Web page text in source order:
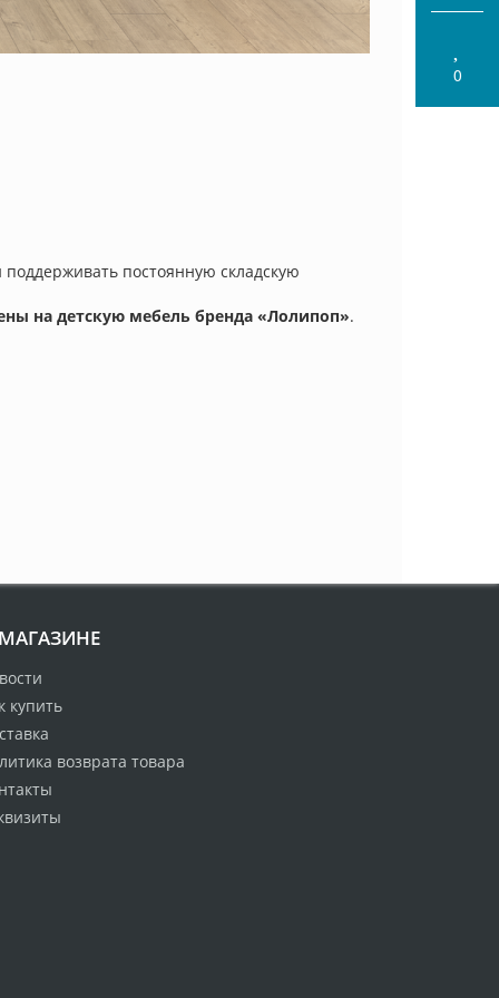
постоянную складскую
на детскую мебель бренда «Лолипоп».
купить
возврата товара
0